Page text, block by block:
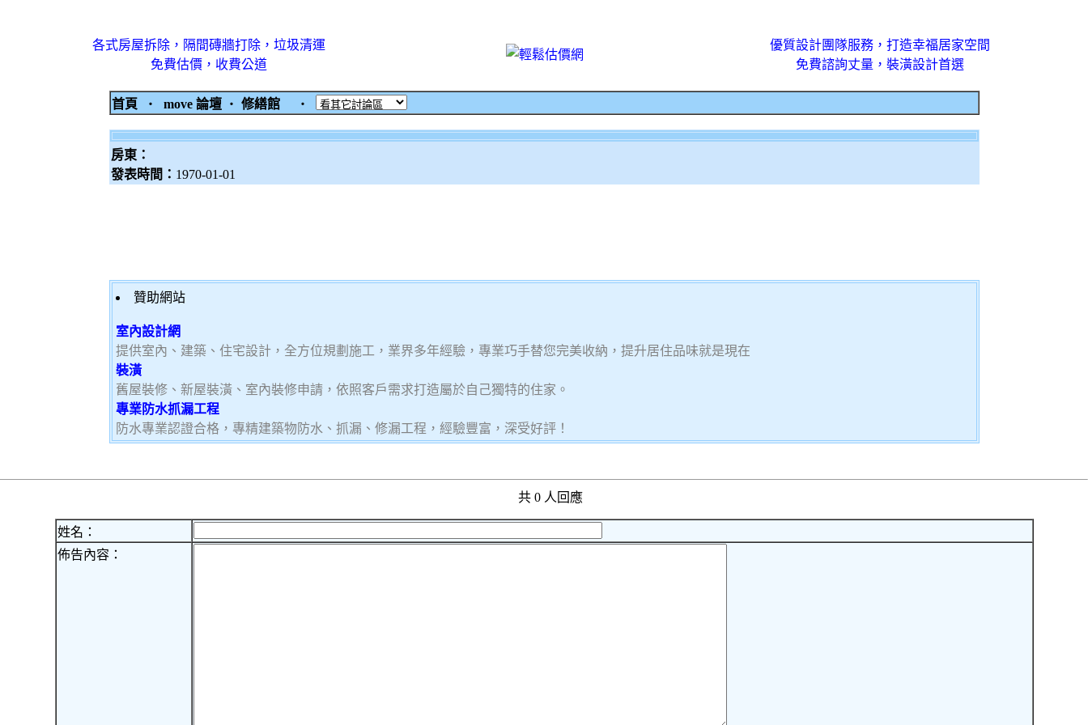
各式房屋拆除，隔間磚牆打除，垃圾清運
免費估價，收費公道
優質設計團隊服務，打造幸福居家空間
免費諮詢丈量，裝潢設計首選
首頁 ‧ move 論壇 ‧ 修繕館 ‧
房東：
發表時間： 1970-01-01
贊助網站
室內設計網
提供室內、建築、住宅設計，全方位規劃施工，業界多年經驗，專業巧手替您完美收納，提升居住品味就是現在
裝潢
舊屋裝修、新屋裝潢、室內裝修申請，依照客戶需求打造屬於自己獨特的住家。
專業防水抓漏工程
防水專業認證合格，專精建築物防水、抓漏、修漏工程，經驗豐富，深受好評！
共 0 人回應
姓名：
佈告內容：